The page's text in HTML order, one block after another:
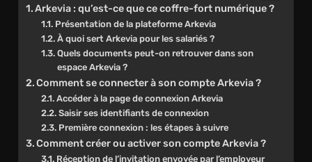
Arkevia : qu’est-ce que ce coffre-fort numérique ?
Présentation de la plateforme Arkevia
À quoi sert Arkevia pour les salariés ?
Quels documents peut-on retrouver dans son
espace Arkevia ?
Comment se connecter à son compte Arkevia ?
Accéder à la page de connexion Arkevia
Saisir ses identifiants de connexion
Première connexion : les étapes à suivre
Comment créer ou activer son compte Arkevia ?
Réception de l’invitation envoyée par l’employeur